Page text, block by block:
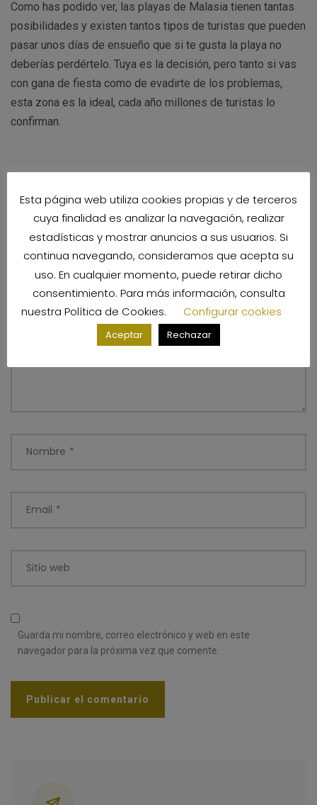
Como has podido ver, las playas de Malasia tienen tantas
posibilidades y existen tantos tipos de turistas que pueden
pasar unos días de ensueño que si te gusta la playa no
deberías perdértelo. Tuya es la decisión, pero tanto si vas
con gana de fiesta como de evadirte de los problemas,
esta zona es la ideal, cada año millones de turistas lo
confirman.
Deja una respuesta
Tu dirección de correo electrónico no será publicada. Los
campos obligatorios están marcados con*
Comentario *
Nombre *
Email *
Sitio web
Guarda mi nombre, correo electrónico y web en este
navegador para la próxima vez que comente.
Esta página web utiliza cookies propias y de terceros
cuya finalidad es analizar la navegación, realizar
estadísticas y mostrar anuncios a sus usuarios. Si
continua navegando, consideramos que acepta su
uso. En cualquier momento, puede retirar dicho
consentimiento. Para más información, consulta
nuestra Política de Cookies. Configurar cookies
Aceptar Rechazar